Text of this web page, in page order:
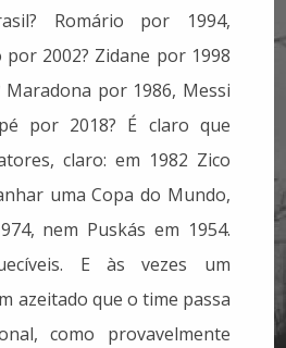
Romário por 1994,
por 2002? Zidane por 1998
Maradona por 1986, Messi
por 2018? É claro que
claro: em 1982 Zico
uma Copa do Mundo,
nem Puskás em 1954.
E às vezes um
azeitado que o time passa
como provavelmente